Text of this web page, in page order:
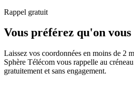
Rappel gratuit
Vous préférez qu'on
Laissez vos coordonnées en moins de 2
Sphère Télécom vous rappelle au
gratuitement et sans engagement.